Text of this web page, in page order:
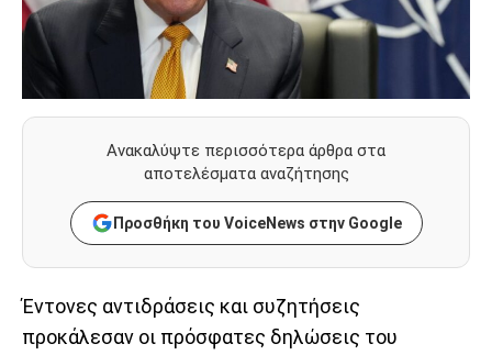
Ανακαλύψτε περισσότερα άρθρα στα
αποτελέσματα αναζήτησης
Προσθήκη του VoiceNews στην Google
Έντονες αντιδράσεις και συζητήσεις
προκάλεσαν οι πρόσφατες δηλώσεις του